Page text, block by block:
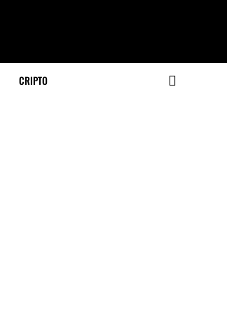
CRIPTO